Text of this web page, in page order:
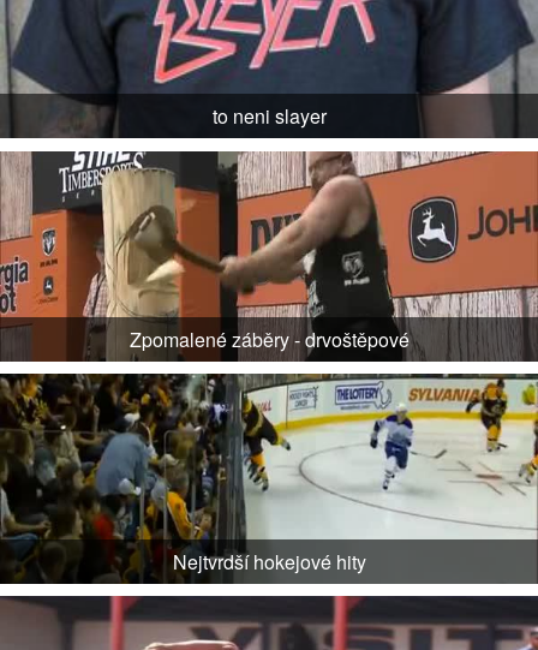
to neni slayer
Zpomalené záběry - drvoštěpové
Nejtvrdší hokejové hity